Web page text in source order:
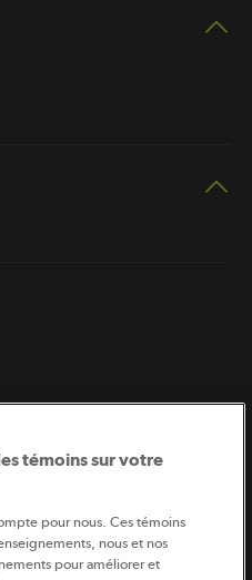
témoins sur votre
pour nous. Ces témoins
nous et nos
pour améliorer et